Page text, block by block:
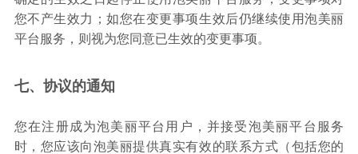
您不产生效力；如您在变更事项生效后仍继续使用泡美丽
平台服务，则视为您同意已生效的变更事项。
七、协议的通知
您在注册成为泡美丽平台用户，并接受泡美丽平台服务
时，您应该向泡美丽提供真实有效的联系方式（包括您的